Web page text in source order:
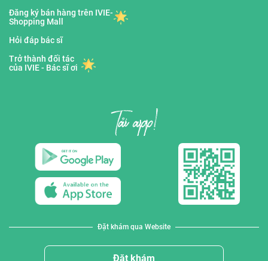
Đăng ký bán hàng trên IVIE-
Shopping Mall
Hỏi đáp bác sĩ
Trở thành đối tác
của IVIE - Bác sĩ ơi
Đặt khám qua Website
Đặt khám